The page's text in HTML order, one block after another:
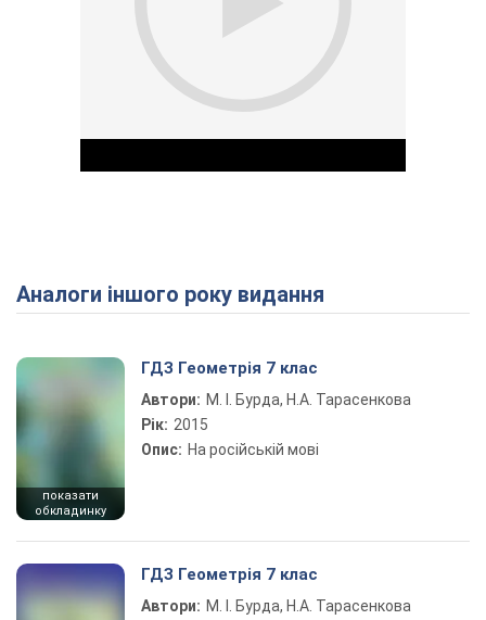
Play Video
Аналоги іншого року видання
показати
обкладинку
ГДЗ Геометрія 7 клас
Автори: М. І. Бурда, Н.А. Тарасенкова
Рік: 2015
Опис: На російській мові
ГДЗ Геометрія 7 клас
Автори: М. І. Бурда, Н.А. Тарасенкова